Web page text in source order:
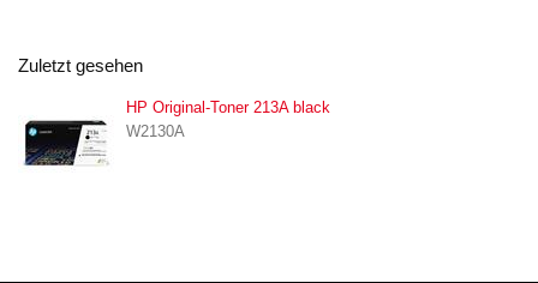
Zuletzt gesehen
HP Original-Toner 213A black
W2130A